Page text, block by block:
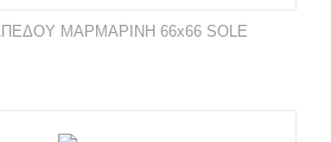
ΜΑΡΜΑΡΙΝΗ 66x66 SOLE